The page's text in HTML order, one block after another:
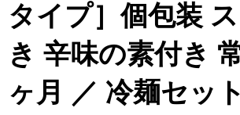
タイプ］個包装
き 辛味の素付き
ヶ月 ／ 冷麺セッ